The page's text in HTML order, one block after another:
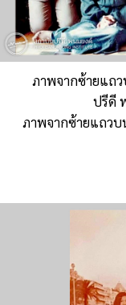
ภาพจากซ้ายแถ
ปรีดี
ภาพจากซ้ายแถว